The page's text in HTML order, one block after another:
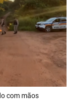
x
com mãos